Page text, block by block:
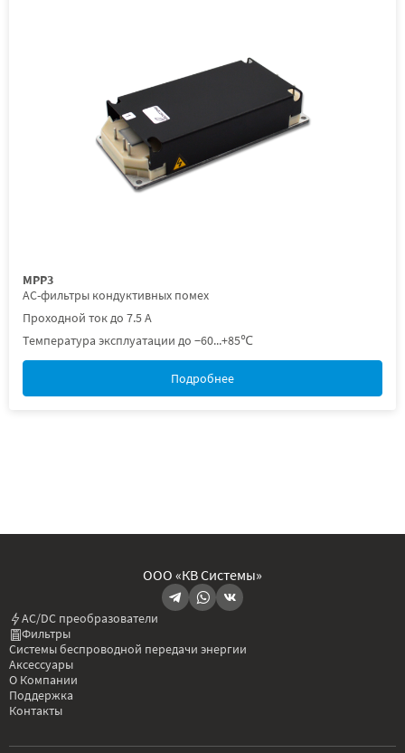
МРР3
AC-фильтры кондуктивных помех
Проходной ток до 7.5 А
Температура эксплуатации до −60...+85℃
Подробнее
ООО «КВ Системы»
AC/DC преобразователи
Фильтры
Системы беспроводной передачи энергии
Аксессуары
О Компании
Поддержка
Контакты